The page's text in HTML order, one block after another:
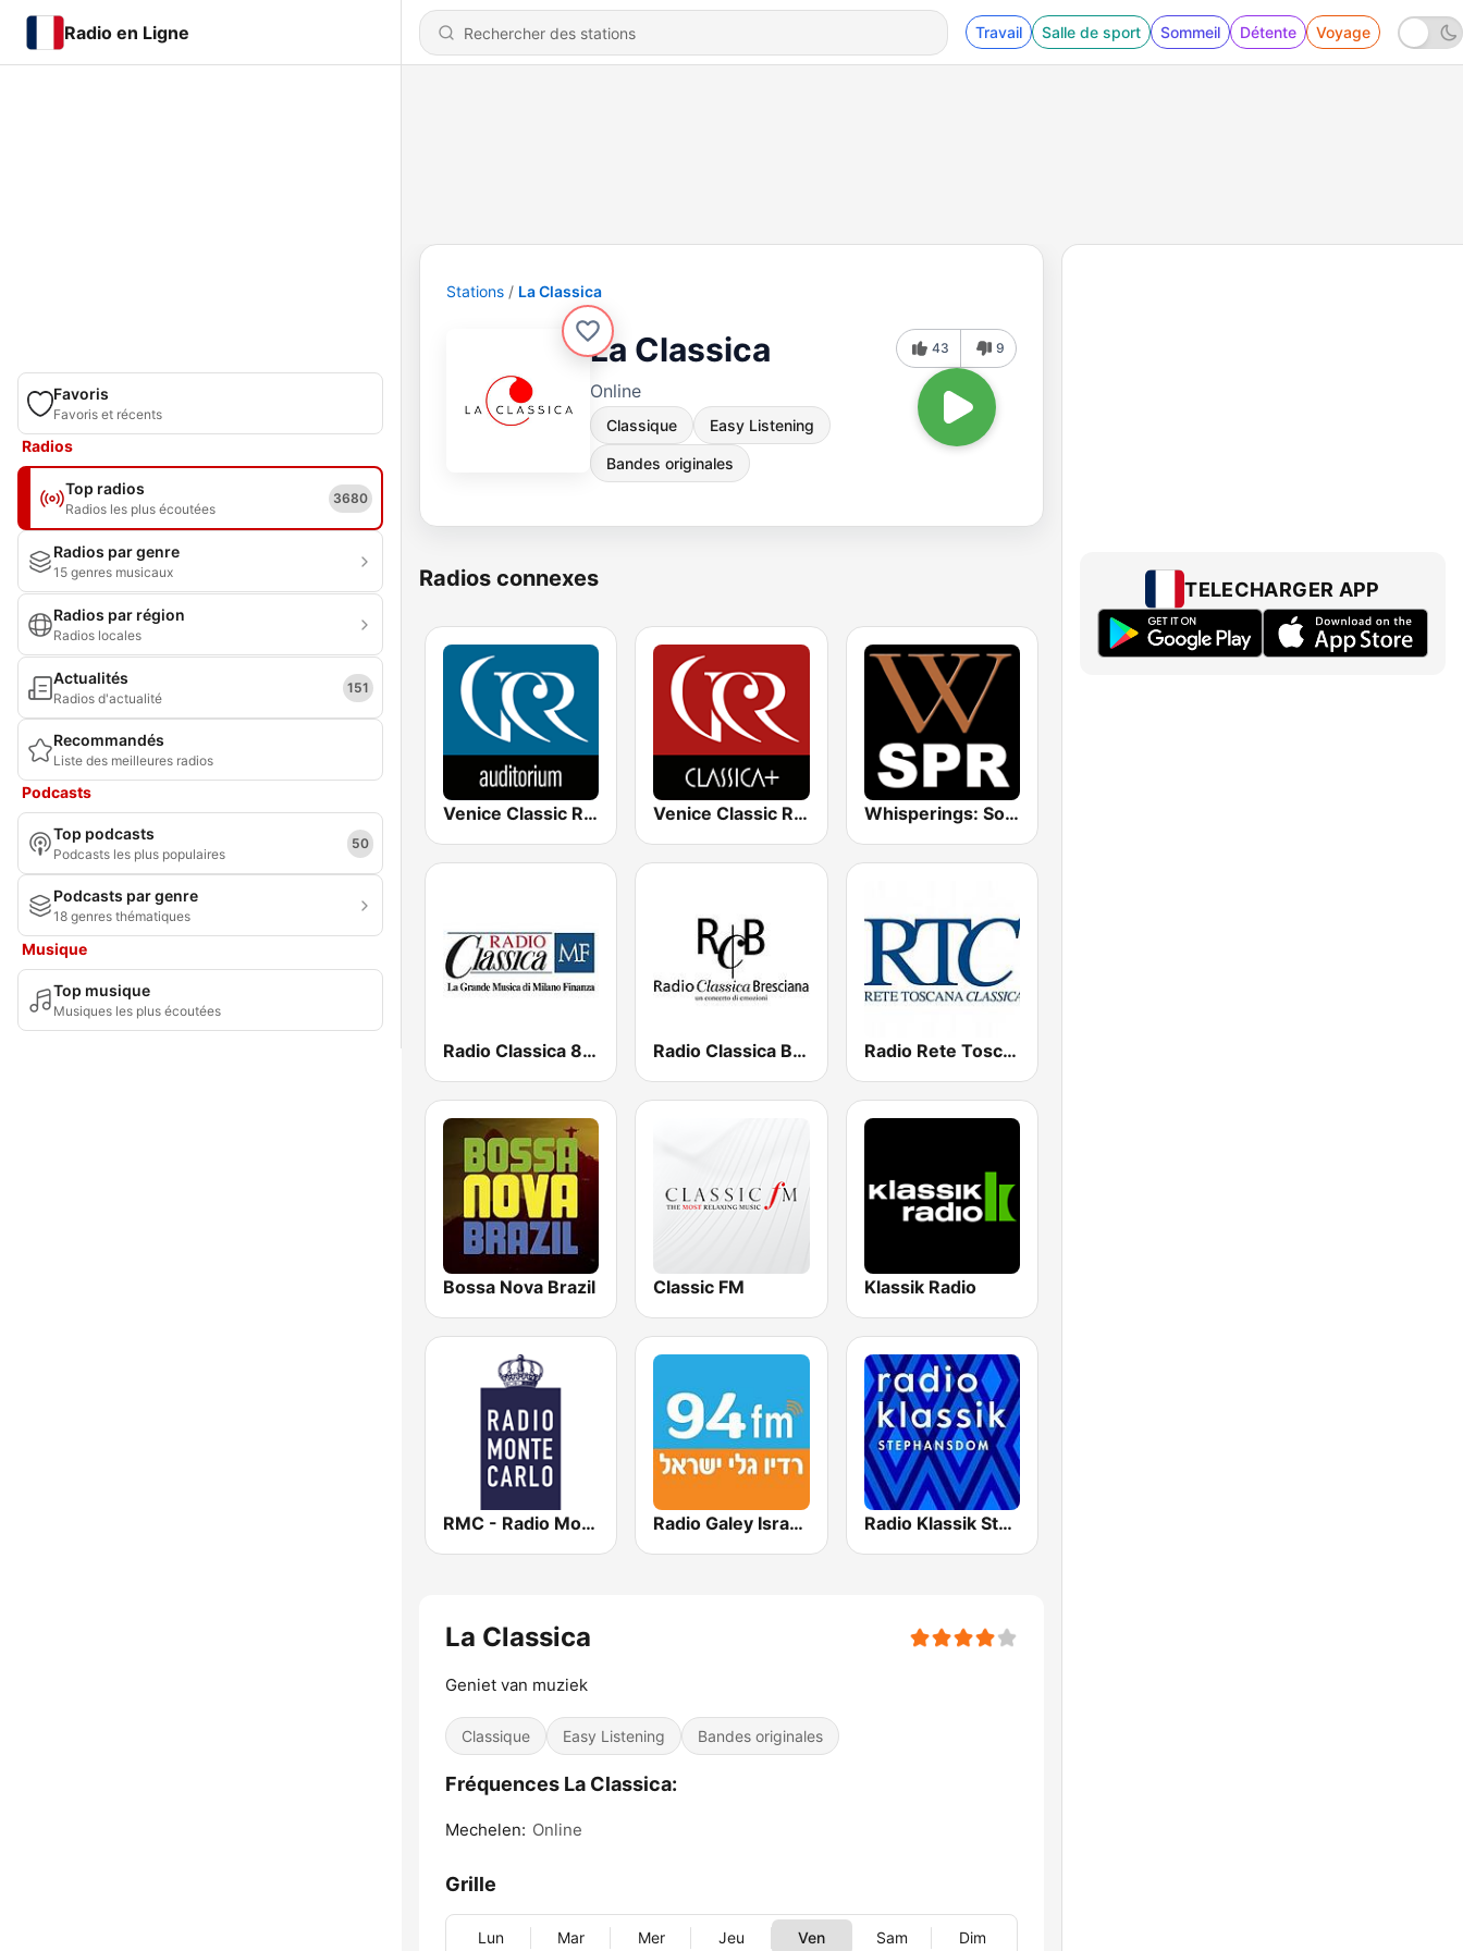
Radio en Ligne Travail Salle de sport Sommeil Détente Voyage
Favoris
Favoris et récents
Radios
Top radios
Radios les plus écoutées
3680
Radios par genre
15 genres musicaux
Radios par région
Radios locales
Actualités
Radios d'actualité
151
Recommandés
Liste des meilleures radios
Podcasts
Top podcasts
Podcasts les plus populaires
50
Podcasts par genre
18 genres thématiques
Musique
Top musique
Musiques les plus écoutées
Stations La Classica
La Classica
Online
Classique Easy Listening
Bandes originales
43 9
Radios connexes
Venice Classic Radio | VCR Auditorium Venice Classic Radio | VCR Classica+ Whisperings: Solo Piano Radio
Radio Classica 89.5 FM Radio Classica Bresciana Radio Rete Toscana Classica
Bossa Nova Brazil Classic FM Klassik Radio
RMC - Radio Monte Carlo Radio Galey Israel (רדיו גלי ישראל) Radio Klassik Stephansdom
La Classica
Geniet van muziek
Classique Easy Listening Bandes originales
Fréquences La Classica:
Mechelen: Online
Grille
Lun Mar Mer Jeu Ven Sam Dim
TELECHARGER APP